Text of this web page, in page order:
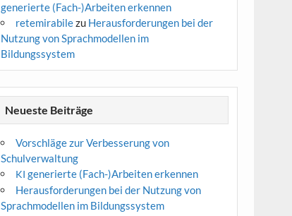
generierte (Fach-)Arbeiten erkennen
retemirabilezu Herausforderungen bei der
Nutzung von Sprachmodellen im
Bildungssystem
Neueste Beiträge
Vorschläge zur Verbesserung von
Schulverwaltung
KI generierte (Fach-)Arbeiten erkennen
Herausforderungen bei der Nutzung von
Sprachmodellen im Bildungssystem